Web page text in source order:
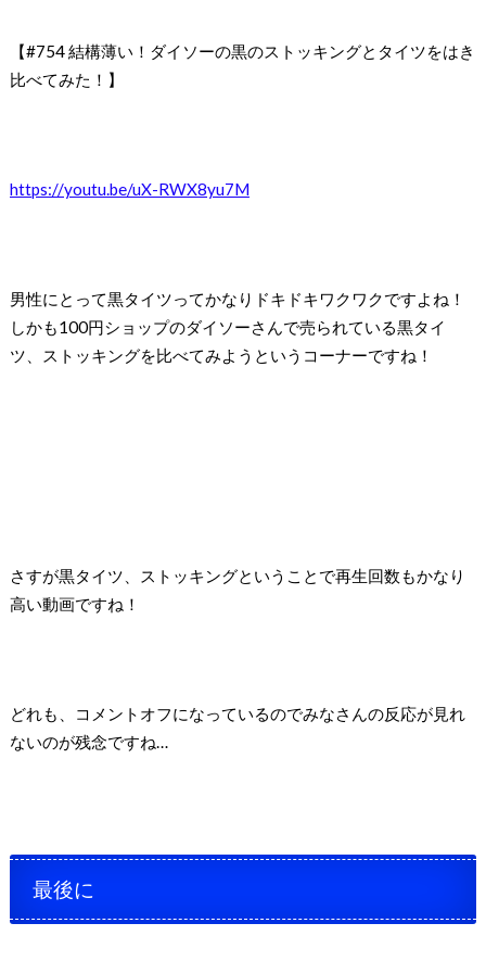
【#754 結構薄い！ダイソーの黒のストッキングとタイツをはき
比べてみた！】
https://youtu.be/uX-RWX8yu7M
男性にとって黒タイツってかなりドキドキワクワクですよね！
しかも100円ショップのダイソーさんで売られている黒タイ
ツ、ストッキングを比べてみようというコーナーですね！
さすが黒タイツ、ストッキングということで再生回数もかなり
高い動画ですね！
どれも、コメントオフになっているのでみなさんの反応が見れ
ないのが残念ですね…
最後に